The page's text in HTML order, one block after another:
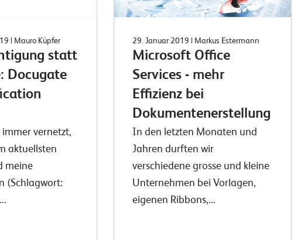
| Mauro Küpfer
statt
Docugate
vernetzt,
aktuellsten
meine
(Schlagwort:
29. Januar 2019 | Markus Estermann
Microsoft Office
Services - mehr
Effizienz bei
Dokumentenerstellung
In den letzten Monaten und
Jahren durften wir
verschiedene grosse und kleine
Unternehmen bei Vorlagen,
eigenen Ribbons,...